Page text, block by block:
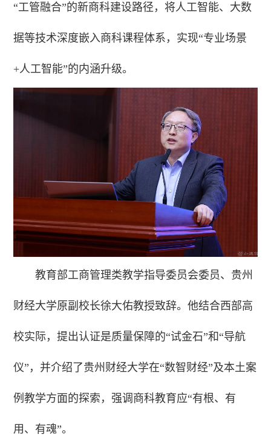
“工管融合”的新商科建设路径，将人工智能、大数
据等技术深度嵌入商科课程体系，实现“专业场景
+人工智能”的内涵升级。
教育部工商管理类教学指导委员会委员、贵州
财经大学原副校长徐大佑教授致辞。他结合西部高
校实际，提出认证是质量保障的“试金石”和“导航
仪”，并介绍了贵州财经大学在“数智财经”及本土案
例教学方面的探索，强调商科教育应“有根、有
用、有魂”。